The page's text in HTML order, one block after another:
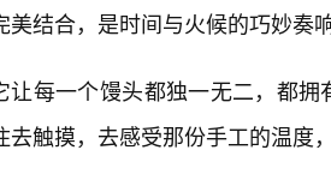
美结合，是时间与火候的巧妙奏
让每一个馒头都独一无二，都拥
去触摸，去感受那份手工的温度